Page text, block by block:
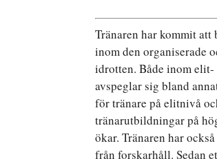
Tränaren har kommit att
inom den organiserade
idrotten. Både inom
avspeglar sig bland
för tränare på elitnivå
tränarutbildningar på
ökar. Tränaren har
från forskarhåll. Sedan